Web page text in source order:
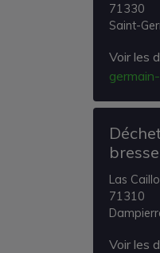
71330
Saint-
Voir les
bresse
Las
71310
Voir les